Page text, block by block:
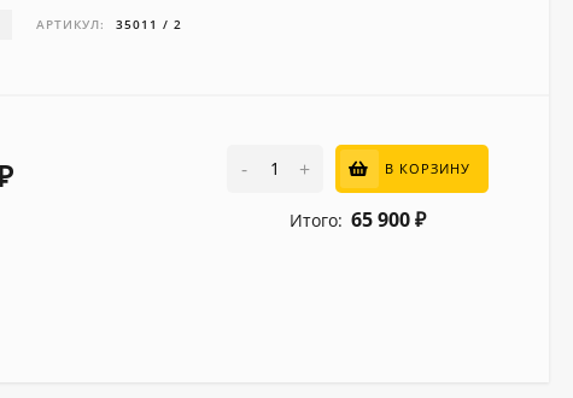
АРТИКУЛ: 35011 / 2
- + В КОРЗИНУ
Итого: 65 900 ₽